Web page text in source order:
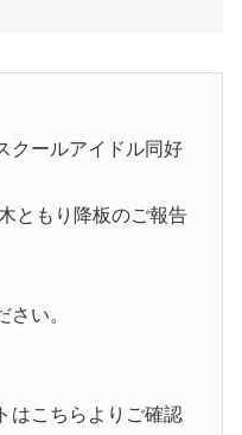
クールアイドル同好
ともり降板のご報告
い。
はこちらよりご確認